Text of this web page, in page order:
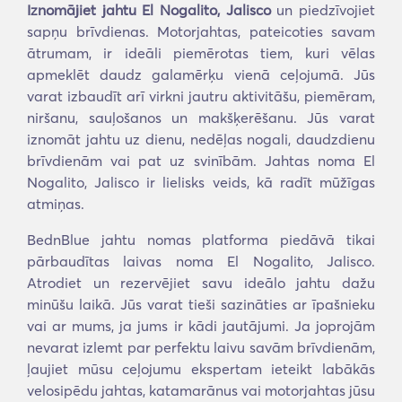
Iznomājiet jahtu El Nogalito, Jaliscoun piedzīvojiet
sapņu brīvdienas. Motorjahtas, pateicoties savam
ātrumam, ir ideāli piemērotas tiem, kuri vēlas
apmeklēt daudz galamērķu vienā ceļojumā. Jūs
varat izbaudīt arī virkni jautru aktivitāšu, piemēram,
niršanu, sauļošanos un makšķerēšanu. Jūs varat
iznomāt jahtu uz dienu, nedēļas nogali, daudzdienu
brīvdienām vai pat uz svinībām. Jahtas noma El
Nogalito, Jalisco ir lielisks veids, kā radīt mūžīgas
atmiņas.
BednBlue jahtu nomas platforma piedāvā tikai
pārbaudītas laivas noma El Nogalito, Jalisco.
Atrodiet un rezervējiet savu ideālo jahtu dažu
minūšu laikā. Jūs varat tieši sazināties ar īpašnieku
vai ar mums, ja jums ir kādi jautājumi. Ja joprojām
nevarat izlemt par perfektu laivu savām brīvdienām,
ļaujiet mūsu ceļojumu ekspertam ieteikt labākās
velosipēdu jahtas, katamarānus vai motorjahtas jūsu